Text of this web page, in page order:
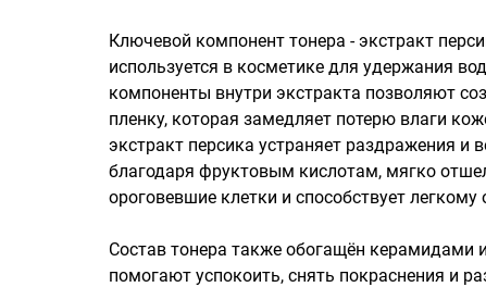
Ключевой компонент тонера - экстракт
используется в косметике для удержания
компоненты внутри экстракта позволяют
пленку, которая замедляет потерю влаги
экстракт персика устраняет раздражения и
благодаря фруктовым кислотам, мягко
ороговевшие клетки и способствует
Состав тонера также обогащён керамидами
помогают успокоить, снять покраснения и